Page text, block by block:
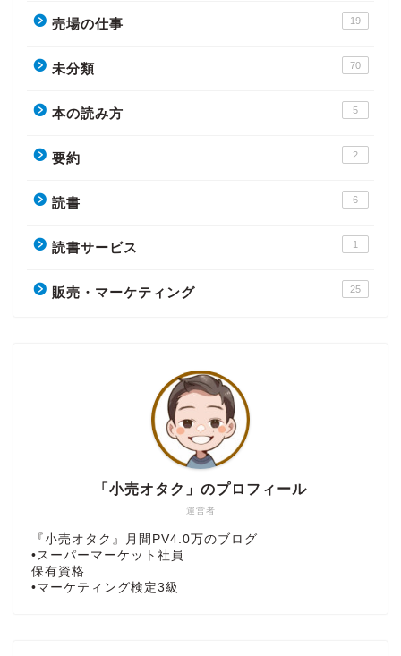
売場の仕事 19
未分類 70
本の読み方 5
要約 2
読書 6
読書サービス 1
販売・マーケティング 25
運営者
「小売オタク」のプロフィール
『小売オタク』月間PV4.0万のブログ
•スーパーマーケット社員
保有資格
•マーケティング検定3級